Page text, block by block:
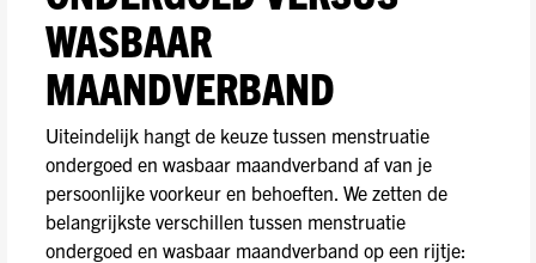
WASBAAR
MAANDVERBAND
Uiteindelijk hangt de keuze tussen menstruatie
ondergoed en wasbaar maandverband af van je
persoonlijke voorkeur en behoeften. We zetten de
belangrijkste verschillen tussen menstruatie
ondergoed en wasbaar maandverband op een rijtje: